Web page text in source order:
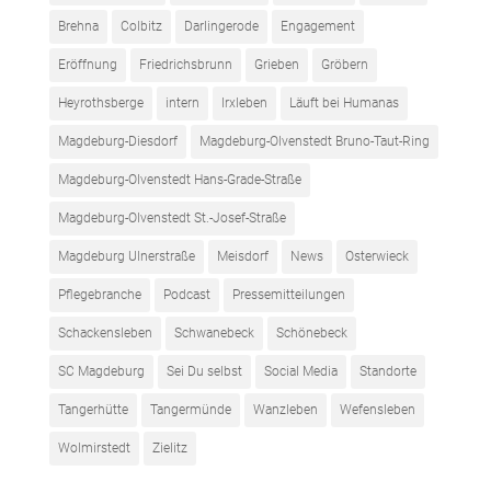
Brehna Colbitz Darlingerode Engagement
Eröffnung Friedrichsbrunn Grieben Gröbern
Heyrothsberge intern Irxleben Läuft bei Humanas
Magdeburg-Diesdorf Magdeburg-Olvenstedt Bruno-Taut-Ring
Magdeburg-Olvenstedt Hans-Grade-Straße
Magdeburg-Olvenstedt St.-Josef-Straße
Magdeburg Ulnerstraße Meisdorf News Osterwieck
Pflegebranche Podcast Pressemitteilungen
Schackensleben Schwanebeck Schönebeck
SC Magdeburg Sei Du selbst Social Media Standorte
Tangerhütte Tangermünde Wanzleben Wefensleben
Wolmirstedt Zielitz